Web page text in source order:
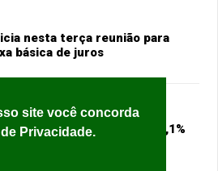
site você concorda
Privacidade.
nesta terça reunião para
básica de juros
sofre corte de 23,1%